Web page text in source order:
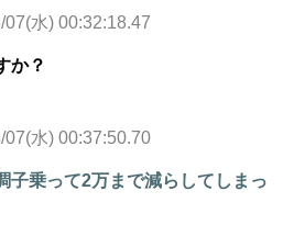
07(水) 00:32:18.47
か？
07(水) 00:37:50.70
子乗って2万まで減らしてしまっ